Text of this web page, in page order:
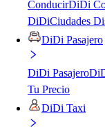
ConducirDiDi
DiDiCiudades
DiDi Pasajero
DiDi Pasajero
Tu Precio
DiDi Taxi